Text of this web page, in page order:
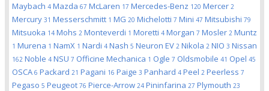
Maybach 4 Mazda 67 McLaren 17 Mercedes-Benz 120 Mercer 2
Mercury 31 Messerschmitt 1 MG 20 Michelotti 7 Mini 47 Mitsubishi 79
Mitsuoka 14 Mohs 2 Monteverdi 1 Moretti 4 Morgan 7 Mosler 2 Muntz
1 Murena 1 NamX 1 Nardi 4 Nash 5 Neuron EV 2 Nikola 2 NIO 3 Nissan
162 Noble 4 NSU 7 Officine Mechanica 1 Ogle 7 Oldsmobile 41 Opel 45
OSCA 6 Packard 21 Pagani 16 Paige 3 Panhard 4 Peel 2 Peerless 7
Pegaso 5 Peugeot 76 Pierce-Arrow 24 Pininfarina 27 Plymouth 23